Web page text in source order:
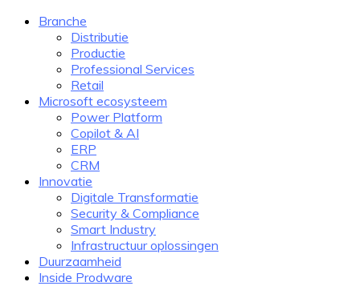
Branche
Distributie
Productie
Professional Services
Retail
Microsoft ecosysteem
Power Platform
Copilot & AI
ERP
CRM
Innovatie
Digitale Transformatie
Security & Compliance
Smart Industry
Infrastructuur oplossingen
Duurzaamheid
Inside Prodware